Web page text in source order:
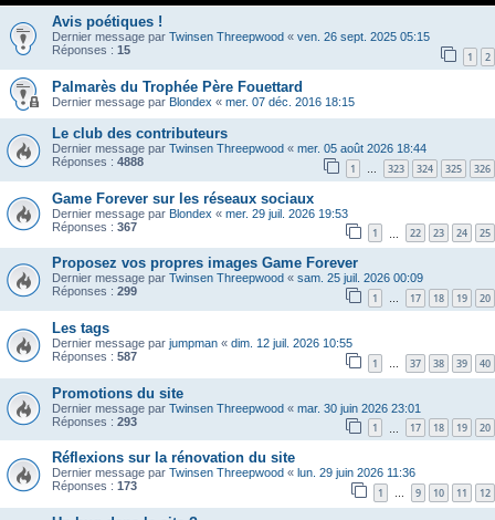
Avis poétiques !
Dernier message par Twinsen Threepwood « ven. 26 sept. 2025 05:15
Réponses : 15 1 2
Palmarès du Trophée Père Fouettard
Dernier message par Blondex « mer. 07 déc. 2016 18:15
Le club des contributeurs
Dernier message par Twinsen Threepwood « mer. 05 août 2026 18:44
Réponses : 4888 1 … 323 324 325 326
Game Forever sur les réseaux sociaux
Dernier message par Blondex « mer. 29 juil. 2026 19:53
Réponses : 367 1 22 23 24 25
Proposez vos propres images Game Forever
Dernier message par Twinsen Threepwood « sam. 25 juil. 2026 00:09
Réponses : 299 1 … 17 18 19 20
Les tags
Dernier message par jumpman « dim. 12 juil. 2026 10:55
Réponses : 587 1 … 37 38 39 40
Promotions du site
Dernier message par Twinsen Threepwood « mar. 30 juin 2026 23:01
Réponses : 293 1 17 18 19 20
Réflexions sur la rénovation du site
Dernier message par Twinsen Threepwood « lun. 29 juin 2026 11:36
Réponses : 173 1 … 9 10 11 12